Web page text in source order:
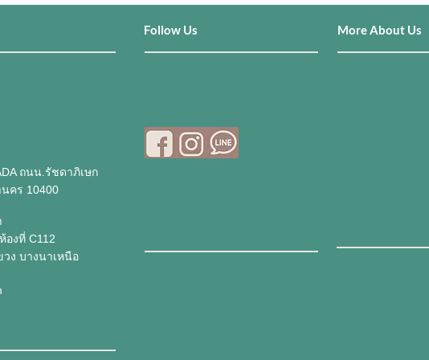
ถนน.รัชดาภิเษก
คร 10400
องที่ C112
ง บางนาเหนือ
Follow Us More About Us